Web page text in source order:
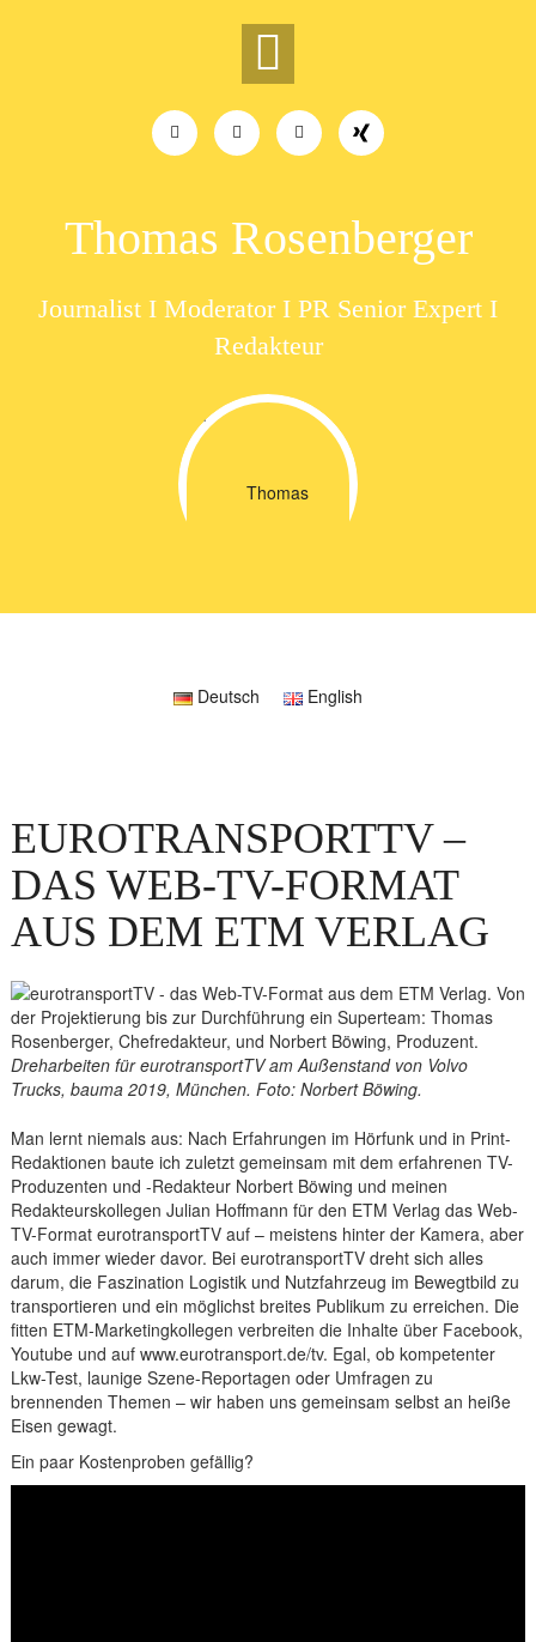
Thomas Rosenberger
Journalist I Moderator I PR Senior Expert I
Redakteur
Deutsch English
EUROTRANSPORTTV –
DAS WEB-TV-FORMAT
AUS DEM ETM VERLAG
Dreharbeiten für eurotransportTV am Außenstand von Volvo
Trucks, bauma 2019, München. Foto: Norbert Böwing.
Man lernt niemals aus: Nach Erfahrungen im Hörfunk und in Print-
Redaktionen baute ich zuletzt gemeinsam mit dem erfahrenen TV-
Produzenten und -Redakteur Norbert Böwing und meinen
Redakteurskollegen Julian Hoffmann für den ETM Verlag das Web-
TV-Format eurotransportTV auf – meistens hinter der Kamera, aber
auch immer wieder davor. Bei eurotransportTV dreht sich alles
darum, die Faszination Logistik und Nutzfahrzeug im Bewegtbild zu
transportieren und ein möglichst breites Publikum zu erreichen. Die
fitten ETM-Marketingkollegen verbreiten die Inhalte über Facebook,
Youtube und auf www.eurotransport.de/tv. Egal, ob kompetenter
Lkw-Test, launige Szene-Reportagen oder Umfragen zu
brennenden Themen – wir haben uns gemeinsam selbst an heiße
Eisen gewagt.
Ein paar Kostenproben gefällig?